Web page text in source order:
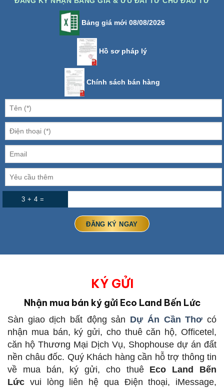
Bảng giá mới 08/08/2026
Hồ sơ pháp lý
Chính sách bán hàng
3 + 4 =
KÝ GỬI
Nhận mua bán ký gửi Eco Land Bến Lức
Sàn giao dịch bất động sản Dự Án Cần Thơ có
nhận mua bán, ký gửi, cho thuê căn hộ, Officetel,
căn hộ Thương Mại Dịch Vụ, Shophouse dự án đất
nền châu đốc. Quý Khách hàng cần hỗ trợ thông tin
về mua bán, ký gửi, cho thuê Eco Land Bến
Lức vui lòng liên hệ qua Điện thoại, iMessage,